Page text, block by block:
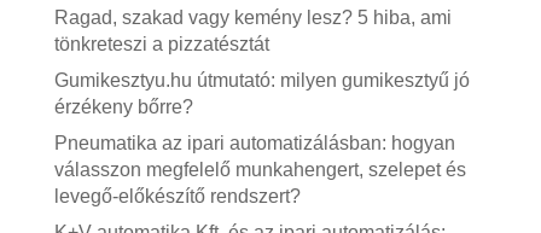
Ragad, szakad vagy kemény lesz? 5 hiba, ami
tönkreteszi a pizzatésztát
Gumikesztyu.hu útmutató: milyen gumikesztyű jó
érzékeny bőrre?
Pneumatika az ipari automatizálásban: hogyan
válasszon megfelelő munkahengert, szelepet és
levegő-előkészítő rendszert?